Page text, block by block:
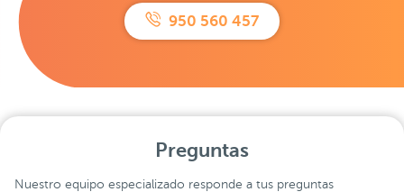
950 560 457
Preguntas
Nuestro equipo especializado responde a tus preguntas